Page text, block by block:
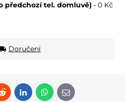
předchozí tel. domluvě) •0 Kč
Doručení
RedditLinkedInWhatsApp
E-mail